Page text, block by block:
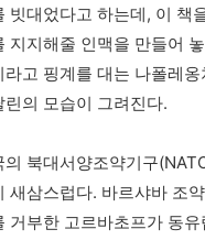
빗대었다고 하는데, 이 책
지지해줄 인맥을 만들어
라고 핑계를 대는 나폴레
린의 모습이 그려진다.
의 북대서양조약기구
새삼스럽다. 바르샤바 조
거부한 고르바초프가 동